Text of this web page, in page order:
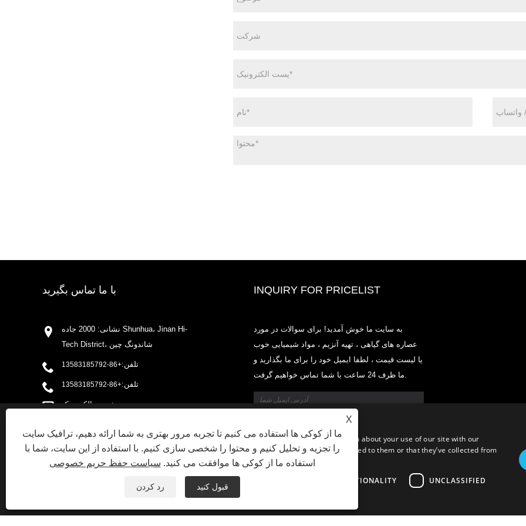
با ما تماس بگیرید
نشانی: 2000 جاده Shunhua، Jinan Hi-
Tech District، شاندونگ چین
تلفن:+86-13583185792
تلفن:+86-13583185792
پست الکترونیک:
فکس: +86-531-88905468
INQUIRY FOR PRICELIST
به سایت ما خوش آمدید! برای سوالات در مورد
عصاره های گیاهی ، تهیه آنزیم ، مواد شیمیایی خوب
یا لیست قیمت ، لطفا ایمیل خود را برای ما بگذارید و
ما ظرف 24 ساعت با شما تماس خواهیم گرفت.
و آشامیدنی کاربردی را از تولیدات اولیه تولید مستقر در چین ،
پیوندها SITEMAP RSS XML PRIVACY POLICY
X
ما از کوکی ها استفاده می کنیم تا تجربه مرور بهتری به شما ارائه دهیم، ترافیک سایت
را تجزیه و تحلیل کنیم و محتوا را شخصی سازی کنیم. با استفاده از این سایت، شما با
استفاده ما از کوکی ها موافقت می کنید. سیاست حفظ حریم خصوصی
رد کردن قبول کنید
We use cookies to personalise content, ads and to analyse our traffic. We also share information about your use of our site with our
advertising and analytics partners who may combine it with other information that you’ve provided to them or that they’ve collected from
your use of their services.
PERFORMANCE FUNCTIONALITY UNCLASSIFIED